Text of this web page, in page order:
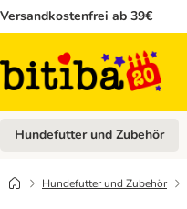
Versandkostenfrei ab 39€
Hundefutter und Zubehör
Hundefutter und Zubehör